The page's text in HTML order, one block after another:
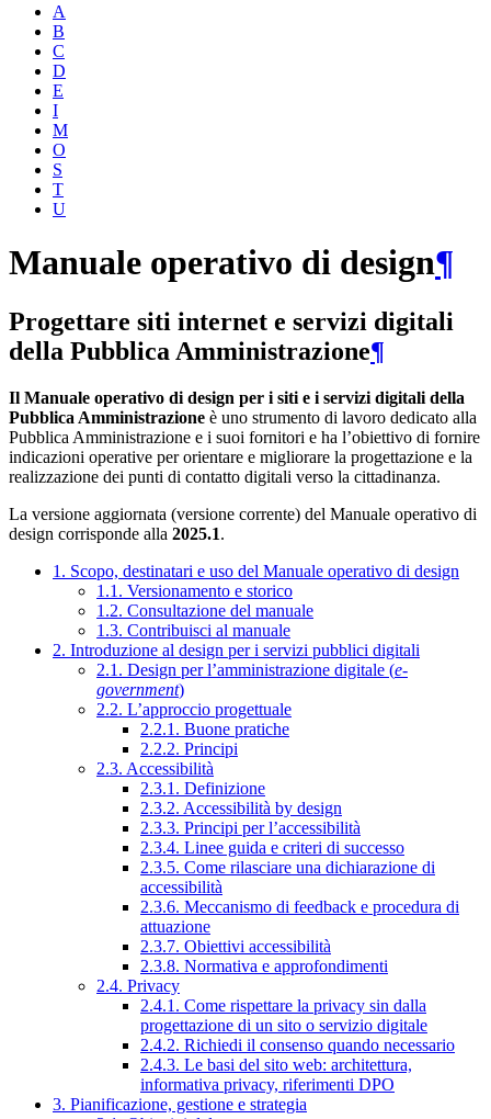
A
B
C
D
E
I
M
O
S
T
U
Manuale operativo di design¶
Progettare siti internet e servizi digitali
della Pubblica Amministrazione¶
Il Manuale operativo di design per i siti e i servizi digitali della
Pubblica Amministrazione è uno strumento di lavoro dedicato alla
Pubblica Amministrazione e i suoi fornitori e ha l’obiettivo di fornire
indicazioni operative per orientare e migliorare la progettazione e la
realizzazione dei punti di contatto digitali verso la cittadinanza.
La versione aggiornata (versione corrente) del Manuale operativo di
design corrisponde alla 2025.1.
1. Scopo, destinatari e uso del Manuale operativo di design
1.1. Versionamento e storico
1.2. Consultazione del manuale
1.3. Contribuisci al manuale
2. Introduzione al design per i servizi pubblici digitali
2.1. Design per l’amministrazione digitale (e-
government)
2.2. L’approccio progettuale
2.2.1. Buone pratiche
2.2.2. Principi
2.3. Accessibilità
2.3.1. Definizione
2.3.2. Accessibilità by design
2.3.3. Principi per l’accessibilità
2.3.4. Linee guida e criteri di successo
2.3.5. Come rilasciare una dichiarazione di
accessibilità
2.3.6. Meccanismo di feedback e procedura di
attuazione
2.3.7. Obiettivi accessibilità
2.3.8. Normativa e approfondimenti
2.4. Privacy
2.4.1. Come rispettare la privacy sin dalla
progettazione di un sito o servizio digitale
2.4.2. Richiedi il consenso quando necessario
2.4.3. Le basi del sito web: architettura,
informativa privacy, riferimenti DPO
3. Pianificazione, gestione e strategia